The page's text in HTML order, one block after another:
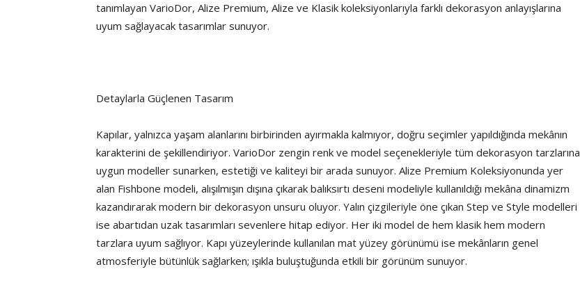
tanımlayan VarioDor, Alize Premium, Alize ve Klasik koleksiyonlarıyla farklı dekorasyon anlayışlarına
uyum sağlayacak tasarımlar sunuyor.
Detaylarla Güçlenen Tasarım
Kapılar, yalnızca yaşam alanlarını birbirinden ayırmakla kalmıyor, doğru seçimler yapıldığında mekânın
karakterini de şekillendiriyor. VarioDor zengin renk ve model seçenekleriyle tüm dekorasyon tarzlarına
uygun modeller sunarken, estetiği ve kaliteyi bir arada sunuyor. Alize Premium Koleksiyonunda yer
alan Fishbone modeli, alışılmışın dışına çıkarak balıksırtı deseni modeliyle kullanıldığı mekâna dinamizm
kazandırarak modern bir dekorasyon unsuru oluyor. Yalın çizgileriyle öne çıkan Step ve Style modelleri
ise abartıdan uzak tasarımları sevenlere hitap ediyor. Her iki model de hem klasik hem modern
tarzlara uyum sağlıyor. Kapı yüzeylerinde kullanılan mat yüzey görünümü ise mekânların genel
atmosferiyle bütünlük sağlarken; ışıkla buluştuğunda etkili bir görünüm sunuyor.